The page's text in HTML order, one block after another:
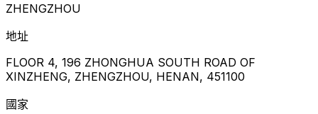
ZHENGZHOU
地址
FLOOR 4, 196 ZHONGHUA SOUTH ROAD OF
XINZHENG, ZHENGZHOU, HENAN, 451100
國家